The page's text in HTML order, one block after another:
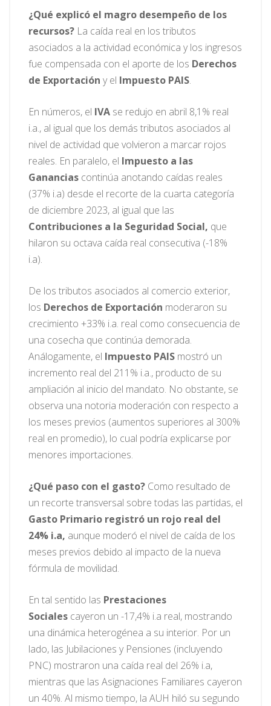
¿Qué explicó el magro desempeño de los
recursos? La caída real en los tributos
asociados a la actividad económica y los ingresos
fue compensada con el aporte de los Derechos
de Exportación y el Impuesto PAIS.
En números, el IVA se redujo en abril 8,1% real
i.a., al igual que los demás tributos asociados al
nivel de actividad que volvieron a marcar rojos
reales. En paralelo, el Impuesto a las
Ganancias continúa anotando caídas reales
(37% i.a) desde el recorte de la cuarta categoría
de diciembre 2023, al igual que las
Contribuciones a la Seguridad Social, que
hilaron su octava caída real consecutiva (-18%
i.a).
De los tributos asociados al comercio exterior,
los Derechos de Exportación moderaron su
crecimiento +33% i.a. real como consecuencia de
una cosecha que continúa demorada.
Análogamente, el Impuesto PAIS mostró un
incremento real del 211% i.a., producto de su
ampliación al inicio del mandato. No obstante, se
observa una notoria moderación con respecto a
los meses previos (aumentos superiores al 300%
real en promedio), lo cual podría explicarse por
menores importaciones.
¿Qué paso con el gasto? Como resultado de
un recorte transversal sobre todas las partidas, el
Gasto Primario registró un rojo real del
24% i.a, aunque moderó el nivel de caída de los
meses previos debido al impacto de la nueva
fórmula de movilidad.
En tal sentido las Prestaciones
Sociales cayeron un -17,4% i.a real, mostrando
una dinámica heterogénea a su interior. Por un
lado, las Jubilaciones y Pensiones (incluyendo
PNC) mostraron una caída real del 26% i.a,
mientras que las Asignaciones Familiares cayeron
un 40%. Al mismo tiempo, la AUH hiló su segundo